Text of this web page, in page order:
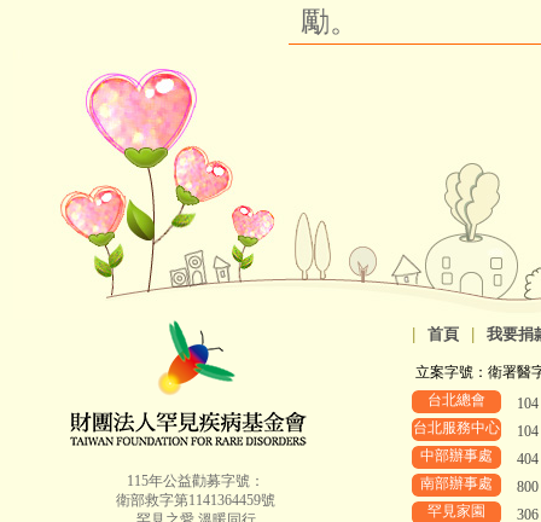
勵。
115年公益勸募字號：
衛部救字第1141364459號
首頁 我要捐
立案字號：衛署醫
台北總會
台北服務中心
中部辦事處
南部辦事處
罕見家園